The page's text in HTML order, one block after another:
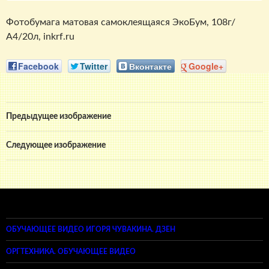
Фотобумага матовая самоклеящаяся ЭкоБум, 108г/
А4/20л, inkrf.ru
Facebook Twitter Вконтакте Google+
Предыдущее изображение
Следующее изображение
ОБУЧАЮЩЕЕ ВИДЕО ИГОРЯ ЧУВАКИНА. ДЗЕН
ОРГТЕХНИКА. ОБУЧАЮЩЕЕ ВИДЕО